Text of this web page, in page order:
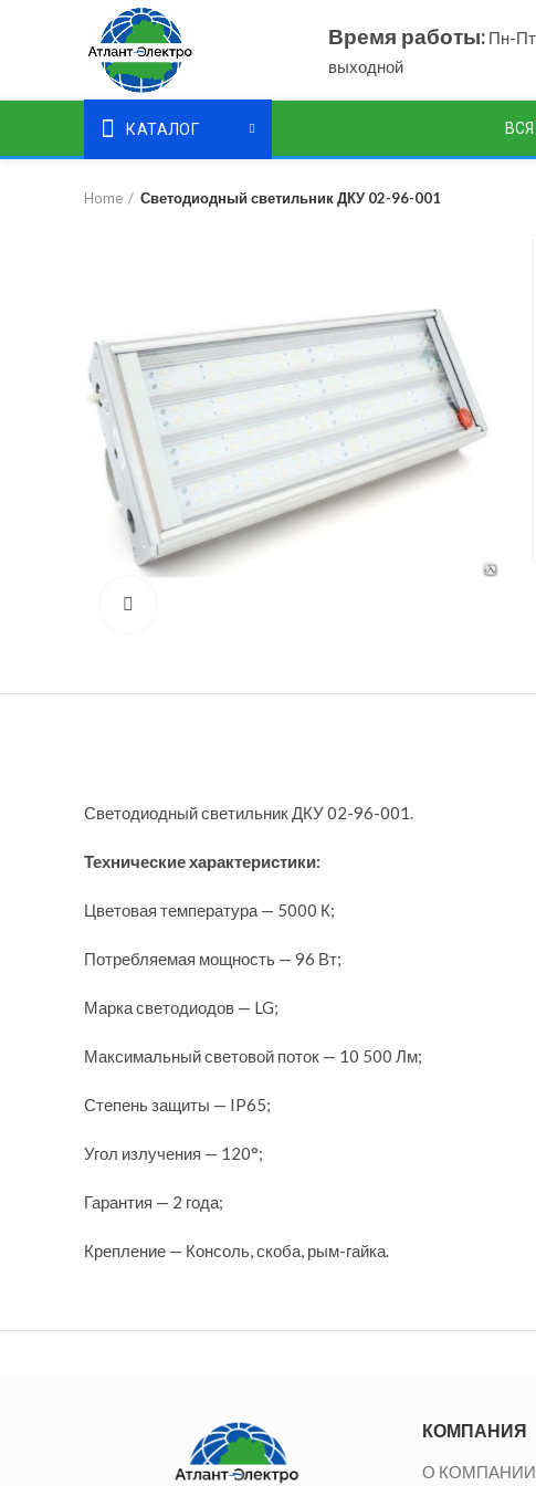
Время работы:Пн-
выходной
КАТАЛОГ
Home Светодиодный светильник ДКУ 02-96-001
Светодиодный светильник ДКУ 02-96-001.
Технические характеристики:
Цветовая температура — 5000 К;
Потребляемая мощность — 96 Вт;
Марка светодиодов — LG;
Максимальный световой поток — 10 500 Лм;
Степень защиты — IP65;
Угол излучения — 120°;
Гарантия — 2 года;
Крепление — Консоль, скоба, рым-гайка.
КОМПАНИЯ
О КОМПАНИИ